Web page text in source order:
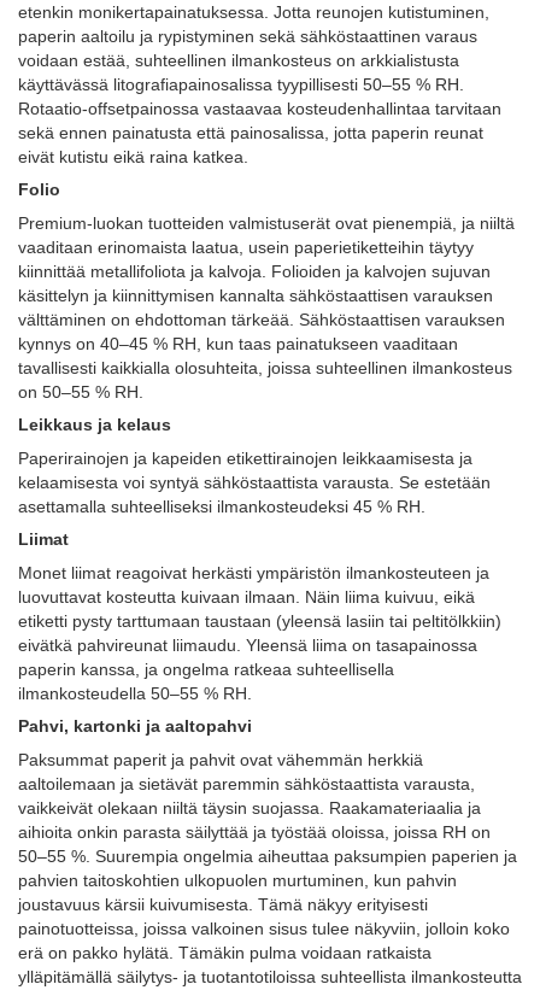
etenkin monikertapainatuksessa. Jotta reunojen kutistuminen,
paperin aaltoilu ja rypistyminen sekä sähköstaattinen varaus
voidaan estää, suhteellinen ilmankosteus on arkkialistusta
käyttävässä litografiapainosalissa tyypillisesti 50–55 % RH.
Rotaatio-offsetpainossa vastaavaa kosteudenhallintaa tarvitaan
sekä ennen painatusta että painosalissa, jotta paperin reunat
eivät kutistu eikä raina katkea.
Folio
Premium-luokan tuotteiden valmistuserät ovat pienempiä, ja niiltä
vaaditaan erinomaista laatua, usein paperietiketteihin täytyy
kiinnittää metallifoliota ja kalvoja. Folioiden ja kalvojen sujuvan
käsittelyn ja kiinnittymisen kannalta sähköstaattisen varauksen
välttäminen on ehdottoman tärkeää. Sähköstaattisen varauksen
kynnys on 40–45 % RH, kun taas painatukseen vaaditaan
tavallisesti kaikkialla olosuhteita, joissa suhteellinen ilmankosteus
on 50–55 % RH.
Leikkaus ja kelaus
Paperirainojen ja kapeiden etikettirainojen leikkaamisesta ja
kelaamisesta voi syntyä sähköstaattista varausta. Se estetään
asettamalla suhteelliseksi ilmankosteudeksi 45 % RH.
Liimat
Monet liimat reagoivat herkästi ympäristön ilmankosteuteen ja
luovuttavat kosteutta kuivaan ilmaan. Näin liima kuivuu, eikä
etiketti pysty tarttumaan taustaan (yleensä lasiin tai peltitölkkiin)
eivätkä pahvireunat liimaudu. Yleensä liima on tasapainossa
paperin kanssa, ja ongelma ratkeaa suhteellisella
ilmankosteudella 50–55 % RH.
Pahvi, kartonki ja aaltopahvi
Paksummat paperit ja pahvit ovat vähemmän herkkiä
aaltoilemaan ja sietävät paremmin sähköstaattista varausta,
vaikkeivät olekaan niiltä täysin suojassa. Raakamateriaalia ja
aihioita onkin parasta säilyttää ja työstää oloissa, joissa RH on
50–55 %. Suurempia ongelmia aiheuttaa paksumpien paperien ja
pahvien taitoskohtien ulkopuolen murtuminen, kun pahvin
joustavuus kärsii kuivumisesta. Tämä näkyy erityisesti
painotuotteissa, joissa valkoinen sisus tulee näkyviin, jolloin koko
erä on pakko hylätä. Tämäkin pulma voidaan ratkaista
ylläpitämällä säilytys- ja tuotantotiloissa suhteellista ilmankosteutta